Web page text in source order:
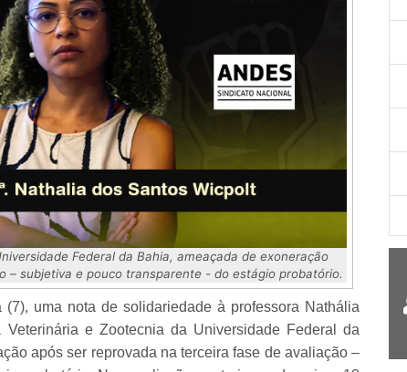
Federal da Bahia, ameaçada de exoneração
– subjetiva e pouco transparente - do estágio probatório.
uma nota de solidariedade à professora Nathália
e Zootecnia da Universidade Federal da
após ser reprovada na terceira fase de avaliação –